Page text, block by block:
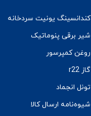
کندانسینگ یونیت سردخانه
شیر برقی پنوماتیک
روغن کمپرسور
گاز r22
تونل انجماد
شیوه‌نامه ارسال کالا